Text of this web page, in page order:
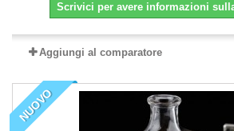
Scrivici per avere informazioni
Aggiungi al comparatore
NUOVO